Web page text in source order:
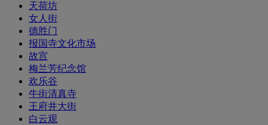
天荷坊
女人街
德胜门
报国寺文化市场
故宫
梅兰芳纪念馆
欢乐谷
牛街清真寺
王府井大街
白云观